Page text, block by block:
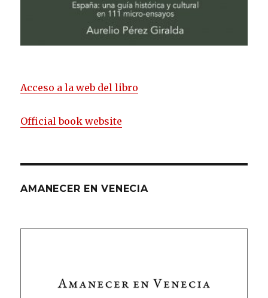
Acceso a la web del libro
Official book website
AMANECER EN VENECIA